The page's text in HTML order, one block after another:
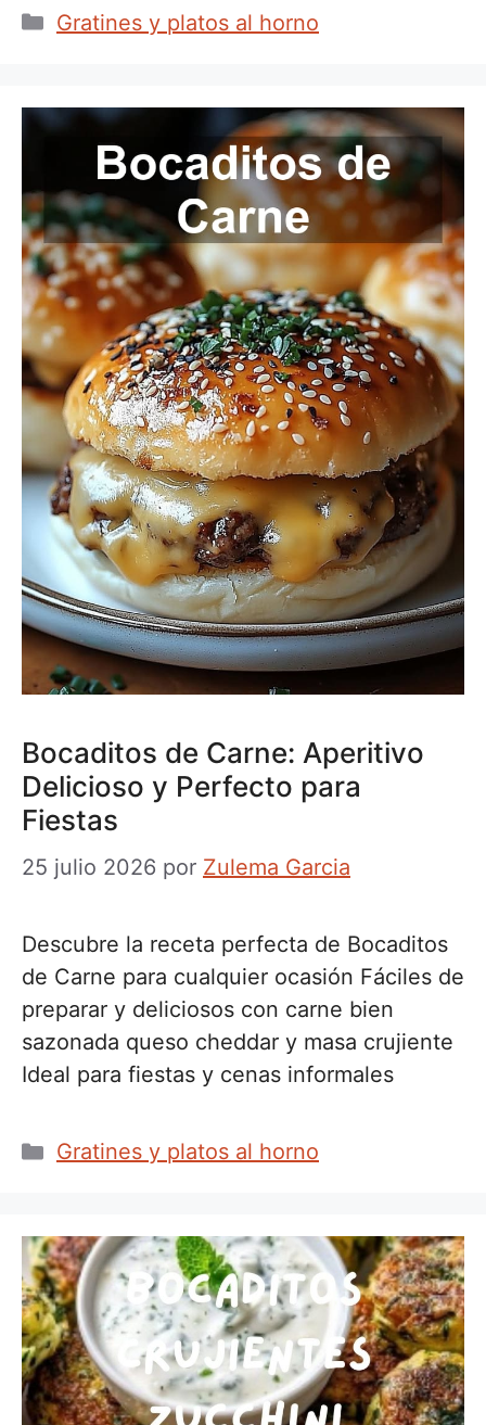
Categorías
Gratines y platos al horno
Bocaditos de Carne: Aperitivo
Delicioso y Perfecto para
Fiestas
25 julio 2026 por Zulema Garcia
Descubre la receta perfecta de Bocaditos
de Carne para cualquier ocasión Fáciles de
preparar y deliciosos con carne bien
sazonada queso cheddar y masa crujiente
Ideal para fiestas y cenas informales
Categorías
Gratines y platos al horno